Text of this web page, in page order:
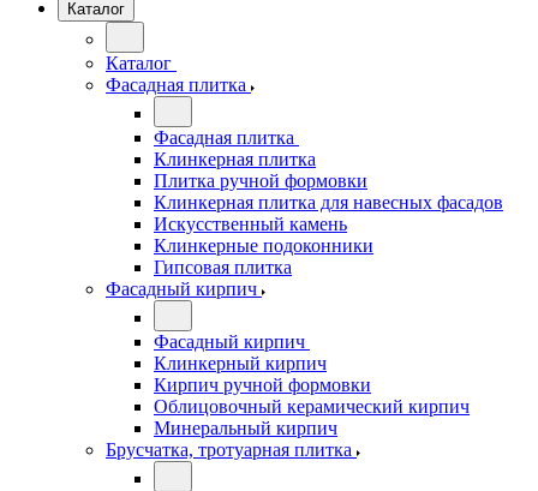
Каталог
Каталог
Фасадная плитка
Фасадная плитка
Клинкерная плитка
Плитка ручной формовки
Клинкерная плитка для навесных фасадов
Искусственный камень
Клинкерные подоконники
Гипсовая плитка
Фасадный кирпич
Фасадный кирпич
Клинкерный кирпич
Кирпич ручной формовки
Облицовочный керамический кирпич
Минеральный кирпич
Брусчатка, тротуарная плитка